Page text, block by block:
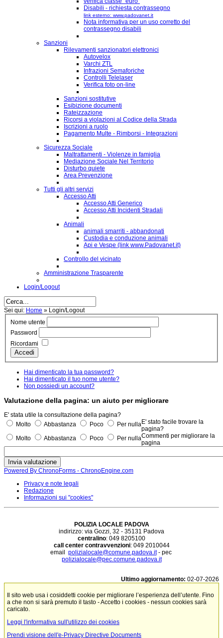
Disabili - richiesta contrassegno
link esterno: www.padovanet.it
Nota informativa per un uso corretto del
contrassegno disabili
Sanzioni
Rilevamenti sanzionatori elettronici
Autovelox
Varchi ZTL
Infrazioni Semaforiche
Controlli Telelaser
Verifica foto on-line
Sanzioni sostitutive
Esibizione documenti
Rateizzazione
Ricorsi a violazioni al Codice della Strada
Iscrizioni a ruolo
Pagamento Multe - Rimborsi - Integrazioni
Sicurezza Sociale
Maltrattamenti - Violenze in famiglia
Mediazione Sociale Nel Territorio
Disturbo quiete
Area Prevenzione
Tutti gli altri servizi
Accesso Atti
Accesso Atti Generico
Accesso Atti Incidenti Stradali
Animali
animali smarriti - abbandonati
Custodia e conduzione animali
Api e Vespe (link www.Padovanet.it)
Controllo del vicinato
Amministrazione Trasparente
Login/Logout
Sei qui: Home » Login/Logout
Nome utente
Password
Ricordami
Accedi
Hai dimenticato la tua password?
Hai dimenticato il tuo nome utente?
Non possiedi un account?
Valutazione della pagina: un aiuto per migliorare
E' stata utile la consultazione della pagina?
Molto
Abbastanza Poco Per nullaE' stato facile trovare la
pagina?
Molto
Abbastanza Poco Per nullaCommenti per migliorare la
pagina
Powered By ChronoForms - ChronoEngine.com
Privacy e note legali
Redazione
Informazioni sui "cookies"
POLIZIA LOCALE PADOVA
indirizzo: via Gozzi, 32 - 35131 Padova
centralino: 049 8205100
call center contravvenzioni: 049 2010044
email polizialocale@comune.padova.it- pec
polizialocale@pec.comune.padova.it
Ultimo aggiornamento: 02-07-2026
Il sito web usa i cosiddetti cookie per migliorare l’esperienza dell’utente. Fino
a che non si sarà premuto il tasto - Accetto i cookies - nessun cookies sarà
caricato.
Leggi l'informativa sull'utilizzo dei cookies
Prendi visione dell'e-Privacy Directive Documents